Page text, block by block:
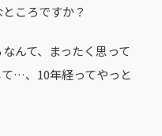
ころですか？
んて、まったく思って
…、10年経ってやっと